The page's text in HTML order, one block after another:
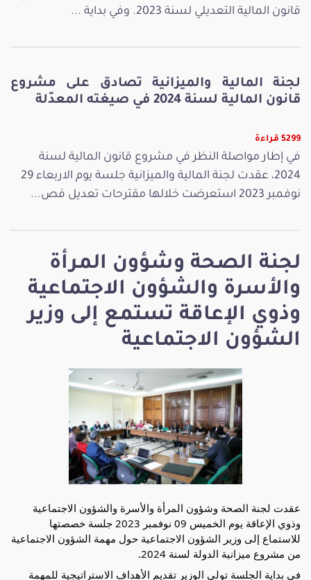
لجنة الصحة وشؤون المرأة
والأسرة والشؤون الاجتماعية
وذوي الإعاقة تستمع إلى وزير
الشؤون الاجتماعية
عقدت لجنة الصحة وشؤون المرأة والأسرة والشؤون الاجتماعية
وذوي الإعاقة يوم الخميس 09 نوفمبر 2023 جلسة خصصتها
للاستماع إلى وزير الشؤون الاجتماعية حول مهمة الشؤون الاجتماعية
من مشروع ميزانية الدولة لسنة 2024.
في بداية الجلسة تولى الوزير تقديم الأهداف الاستراتيجية للمهمة
قانون المالية التعديلي لسنة 2023. وفي بداية ...
لجنة المالية والميزانية تصادق على مشروع
قانون المالية لسنة 2024 في صيغته المعدّلة
5299 قراءة
في إطار مواصلة النظر في مشروع قانون المالية لسنة
2024، عقدت لجنة المالية والميزانية جلسة يوم الاربعاء 29
نوفمبر 2023 استعرضت خلالها مقترحات تعديل فص...